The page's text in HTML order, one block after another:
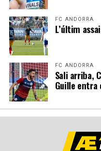
FC ANDORRA
L’últim
FC ANDORRA
Sali arriba,
Guille entra